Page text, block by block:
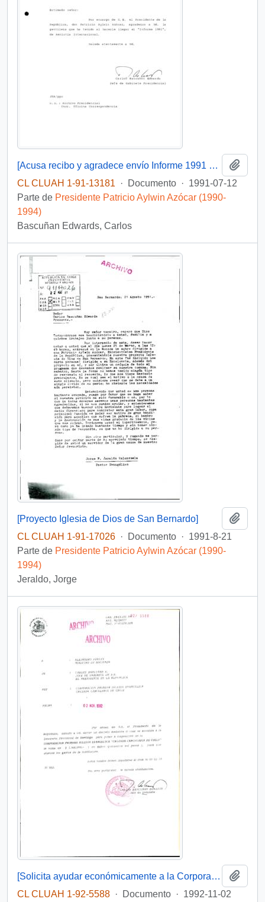
[Acusa recibo y agradece envío Informe 1991 de Amnistia Internacional]
CL CLUAH 1-91-13181
· Documento · 1991-07-12
Parte de Presidente Patricio Aylwin Azócar (1990-
1994)
Bascuñan Edwards, Carlos
[Proyecto Iglesia de Dios de San Bernardo]
CL CLUAH 1-91-17026 · Documento · 1991-8-21
Parte de Presidente Patricio Aylwin Azócar (1990-
1994)
Jeraldo, Jorge
[Solicita ayudar económicamente a la Corporación Primera Iglesia evangélica "cruzada cancelaria de Chile"
CL CLUAH 1-92-5588 · Documento · 1992-11-02